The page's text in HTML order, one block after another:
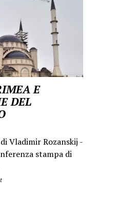
E
DEL
Vladimir Rozanskij -
stampa di